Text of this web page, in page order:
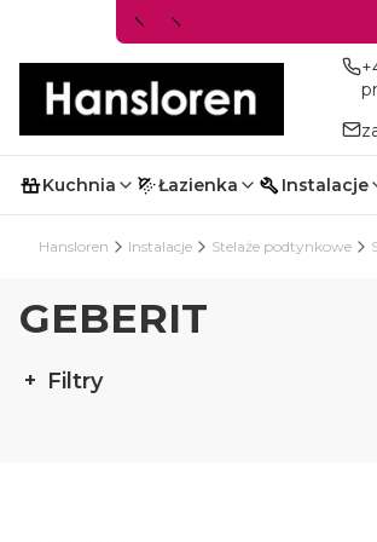
Kuchnia Łazienka Instalacje
Hansloren Instalacje Stelaże podtynkowe
GEBERIT
Filtry